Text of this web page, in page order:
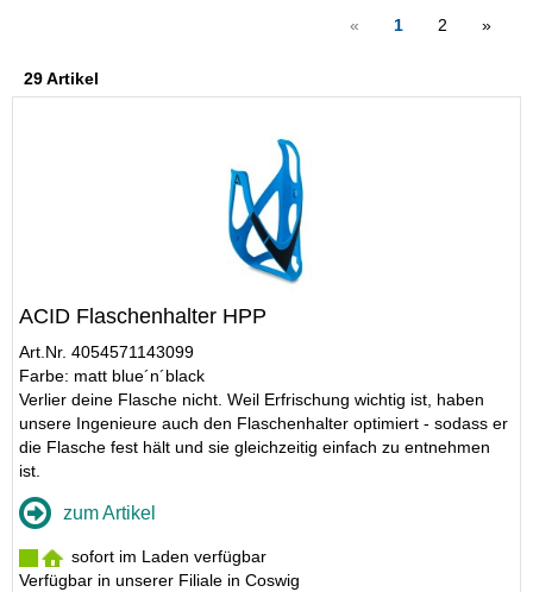
« 1 2 »
29 Artikel
ACID Flaschenhalter HPP
Art.Nr. 4054571143099
Farbe: matt blue´n´black
Verlier deine Flasche nicht. Weil Erfrischung wichtig ist, haben
unsere Ingenieure auch den Flaschenhalter optimiert - sodass er
die Flasche fest hält und sie gleichzeitig einfach zu entnehmen
ist.
zum Artikel
sofort im Laden verfügbar
Verfügbar in unserer Filiale in Coswig